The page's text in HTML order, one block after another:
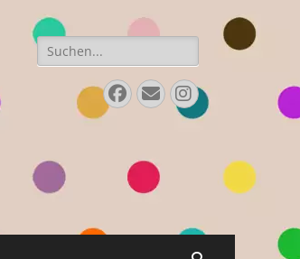
Suchen
nach:
Facebook
E-
Mail
Instagram